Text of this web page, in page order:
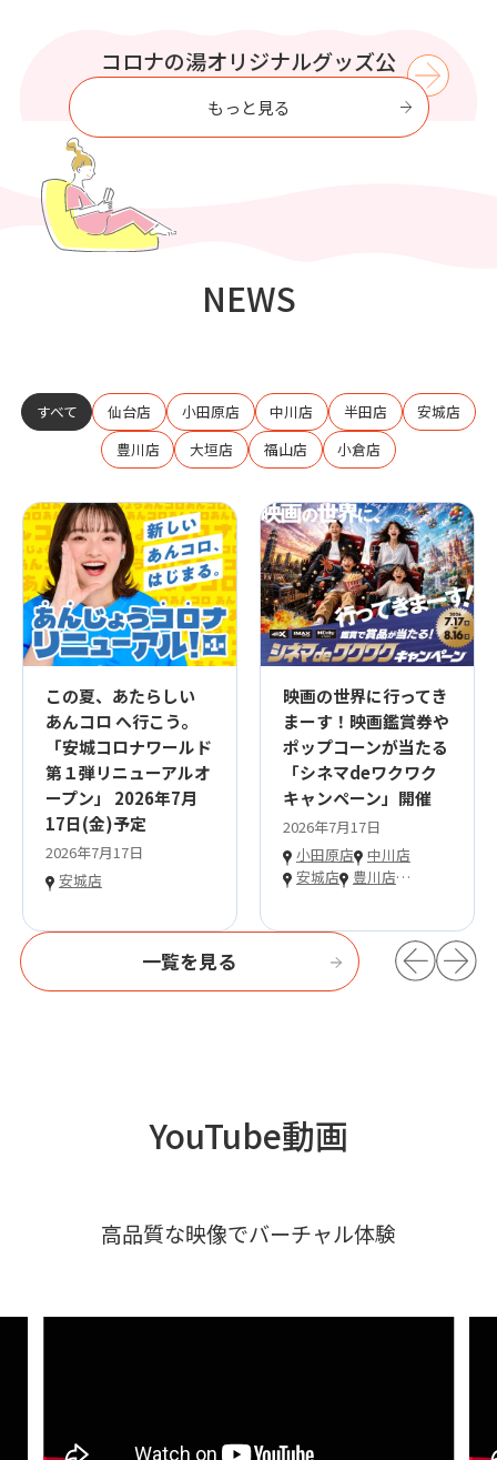
コロナの湯で
この夏はコロナの湯で涼もう【8
プリティシリーズ コラボイベン
WIND BREAKER コラボイベント
コロナの湯オリジナルグッズ公
もっと見る
NEWS
すべて 仙台店 小田原店 中川店 半田店
安城店
豊川店
大垣店 福山店 小倉店
一覧を見る
この夏、あたらしい
あんコロ へ行こう。
「安城コロナワールド
第１弾リニューアルオ
ープン」 2026年7月
17日(金)予定
2026年7月17日
安城店
映画の世界に行ってき
まーす！映画鑑賞券や
ポップコーンが当たる
「シネマdeワクワク
キャンペーン」開催
2026年7月17日
小田原店
中川店
安城店
豊川店…
YouTube動画
高品質な映像でバーチャル体験